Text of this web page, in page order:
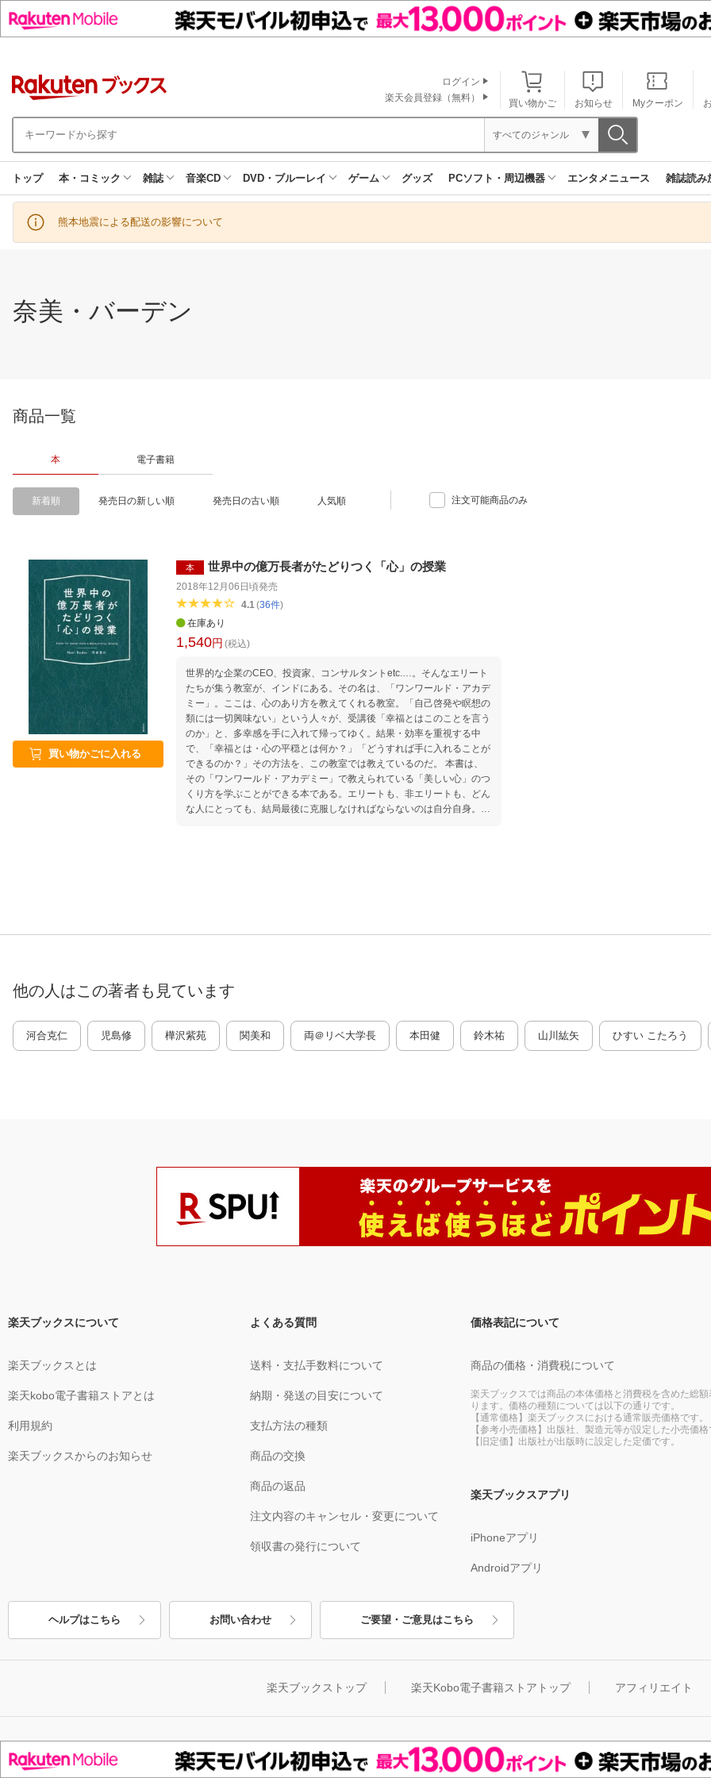
買い物かご お知らせ Myクーポン
ログイン
楽天会員登録（無料）
すべてのジャンル
トップ 本・コミック 雑誌 音楽CD DVD・ブルーレイ ゲーム グッズ PCソフト・周辺機器 エンタメニュース 雑誌読み
熊本地震による配送の影響について
奈美・バーデン
商品一覧
本 電子書籍
新着順 発売日の新しい順 発売日の古い順 人気順 注文可能商品のみ
買い物かごに入れる
本 世界中の億万長者がたどりつく「心」の授業
2018年12月06日頃発売
4.1 (36件)
在庫あり
1,540円 (税込)
世界的な企業のCEO、投資家、コンサルタントetc.…。そんなエリート
たちが集う教室が、インドにある。その名は、「ワンワールド・アカデ
ミー」。ここは、心のあり方を教えてくれる教室。「自己啓発や瞑想の
類には一切興味ない」という人々が、受講後「幸福とはこのことを言う
のか」と、多幸感を手に入れて帰ってゆく。結果・効率を重視する中
で、「幸福とは・心の平穏とは何か？」「どうすれば手に入れることが
できるのか？」その方法を、この教室では教えているのだ。 本書は、
その「ワンワールド・アカデミー」で教えられている「美しい心」のつ
くり方を学ぶことができる本である。エリートも、非エリートも、どん
な人にとっても、結局最後に克服しなければならないのは自分自身。よ
他の人はこの著者も見ています
河合克仁 児島修 樺沢紫苑 関美和 両＠リベ大学長 本田健 鈴木祐 山川紘矢 ひすい こたろう
楽天ブックスについて
楽天ブックスとは
楽天kobo電子書籍ストアとは
利用規約
楽天ブックスからのお知らせ
よくある質問
送料・支払手数料について
納期・発送の目安について
支払方法の種類
商品の交換
商品の返品
注文内容のキャンセル・変更について
領収書の発行について
価格表記について
商品の価格・消費税について
楽天ブックスでは商品の本体価格と消費税を含めた総
ります。価格の種類については以下の通りです。
【通常価格】楽天ブックスにおける通常販売価格です。
【参考小売価格】出版社、製造元等が設定した小売価格
【旧定価】出版社が出版時に設定した定価です。
楽天ブックスアプリ
iPhoneアプリ
Androidアプリ
ヘルプはこちら お問い合わせ ご要望・ご意見はこちら
楽天ブックストップ 楽天Kobo電子書籍ストアトップ アフィリエイト